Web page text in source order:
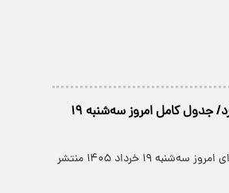
ایران خودرو قیمت‌ محصولاتش را بروزرسانی کرد/ جدول کامل امروز سه‌شنبه ۱۹
جدول جدیدترین قیمت خودروهای ایران خودرو برای امروز سه‌شنبه ۱۹ خرداد ۱۴۰۵ منتشر